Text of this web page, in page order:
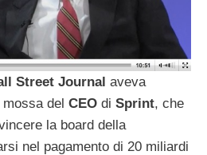
Street Journal aveva
mossa del CEO di Sprint, che
la board della
nel pagamento di 20 miliardi